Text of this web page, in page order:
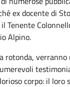
ex docente di
Tenente
Alpino.
rotonda, verranno
corpo: il loro